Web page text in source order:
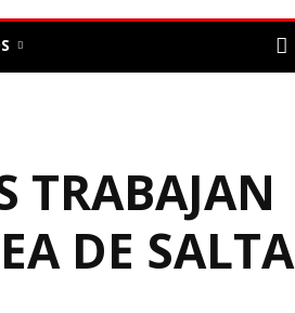
TRABAJAN
DE SALTA